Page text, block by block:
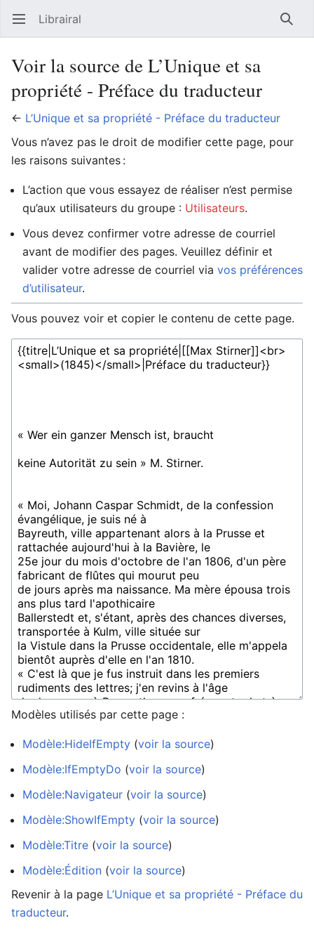
Ouvrir le menu principal Librairal
Voir la source de L’Unique et sa
propriété - Préface du traducteur
← L’Unique et sa propriété - Préface du traducteur
Vous n’avez pas le droit de modifier cette page, pour
les raisons suivantes :
L’action que vous essayez de réaliser n’est permise
qu’aux utilisateurs du groupe : Utilisateurs.
Vous devez confirmer votre adresse de courriel
avant de modifier des pages. Veuillez définir et
valider votre adresse de courriel via vos préférences
d’utilisateur.
Vous pouvez voir et copier le contenu de cette page.
Modèles utilisés par cette page :
Modèle:HideIfEmpty (voir la source)
Modèle:IfEmptyDo (voir la source)
Modèle:Navigateur (voir la source)
Modèle:ShowIfEmpty (voir la source)
Modèle:Titre (voir la source)
Modèle:Édition (voir la source)
Revenir à la page L’Unique et sa propriété - Préface du
traducteur.